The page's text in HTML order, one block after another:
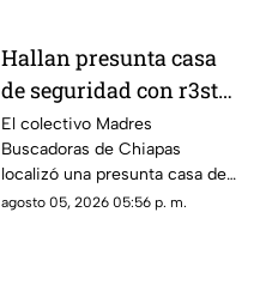
Hallan presunta casa
de seguridad con r3st0s
humanos en Chiapa de
Corzo
El colectivo Madres
Buscadoras de Chiapas
localizó una presunta casa de
seguridad en Nicolás Bravo,
agosto 05, 2026 05:56 p. m.